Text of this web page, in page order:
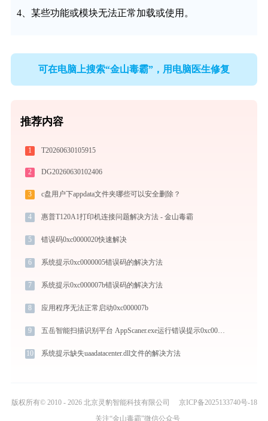
4、某些功能或模块无法正常加载或使用。
可在电脑上搜索“金山毒霸”，用电脑医生修复
推荐内容
1 T20260630105915
2 DG20260630102406
3 c盘用户下appdata文件夹哪些可以安全删除？
4 惠普T120A1打印机连接问题解决方法 - 金山毒霸
5 错误码0xc0000020快速解决
6 系统提示0xc0000005错误码的解决方法
7 系统提示0xc000007b错误码的解决方法
8 应用程序无法正常启动0xc000007b
9 五岳智能扫描识别平台 AppScaner.exe运行错误提示0xc000007b的解决办法
10 系统提示缺失uaadatacenter.dll文件的解决方法
版权所有© 2010 - 2026 北京灵豹智能科技有限公司
京ICP备2025133740号-18
关注“金山毒霸”微信公众号